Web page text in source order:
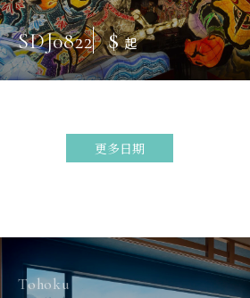
SDJ0822 $起
更多日期
Tohoku